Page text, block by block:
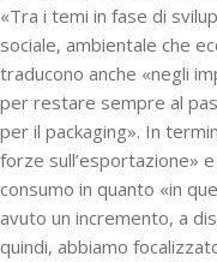
«Tra i temi in fase di
sociale, ambientale che
traducono anche «negli
per restare sempre al
per il packaging». In
forze sull’esportazione»
consumo in quanto «in
avuto un incremento, a
quindi, abbiamo